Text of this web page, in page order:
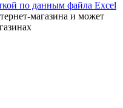
магазина и может